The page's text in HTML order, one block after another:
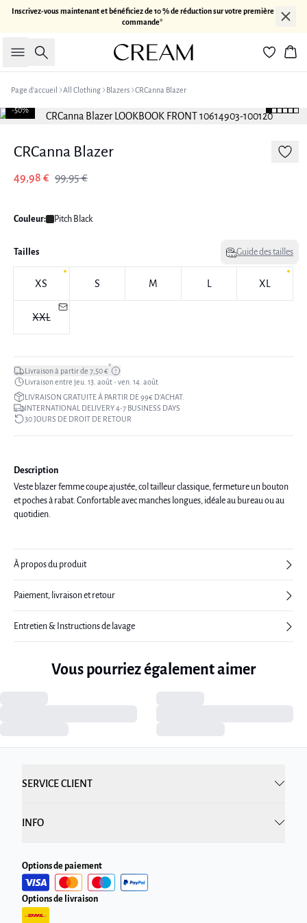
Inscrivez-vous maintenant et bénéficiez de 10 % de réduction sur votre première
commande*
Rechercher
Page d’accueil All Clothing Blazers CRCanna Blazer
-50%
CRCanna Blazer
49,98 € 99,95 €
Couleur: Pitch Black
Tailles Guide des tailles
XS S M XL
XXL
Livraison à partir de 7,50 €*
Livraison entre jeu. 13. août - ven. 14. août
LIVRAISON GRATUITE À PARTIR DE 99€ D’ACHAT.
INTERNATIONAL DELIVERY 4-7 BUSINESS DAYS
30 JOURS DE DROIT DE RETOUR
Description
Veste blazer femme coupe ajustée, col tailleur classique, fermeture un bouton
et poches à rabat. Confortable avec manches longues, idéale au bureau ou au
quotidien.
À propos du produit
Paiement, livraison et retour
Entretien & Instructions de lavage
Vous pourriez également aimer
SERVICE CLIENT
INFO
Options de paiement
Options de livraison